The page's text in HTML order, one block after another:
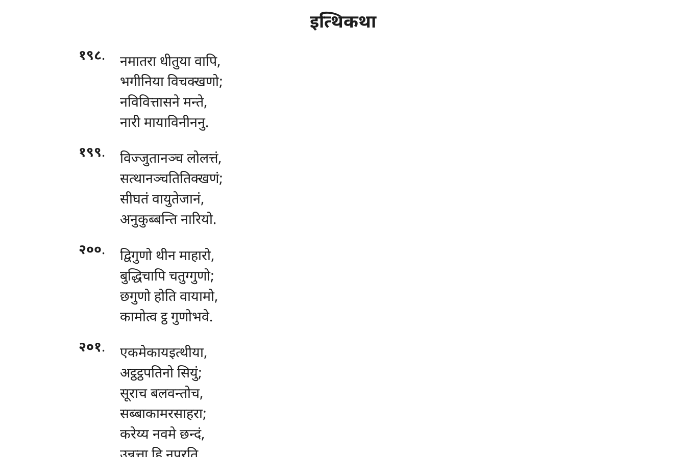
इत्थिकथा
१९८. नमातरा धीतुया वापि,
भगीनिया विचक्खणो;
नविवित्तासने मन्ते,
नारी मायाविनीननु.
१९९.
विज्जुतानञ्च लोलत्तं,
सत्थानञ्चतितिक्खणं;
सीघतं वायुतेजानं,
अनुकुब्बन्ति नारियो.
२००.
द्विगुणो थीन माहारो,
बुद्धिचापि चतुग्गुणो;
छगुणो होति वायामो,
कामोत्व ट्ठ गुणोभवे.
२०१.
एकमेकायइत्थीया,
अट्ठट्ठपतिनो सियुं;
सूराच बलवन्तोच,
सब्बाकामरसाहरा;
करेय्य नवमे छन्दं,